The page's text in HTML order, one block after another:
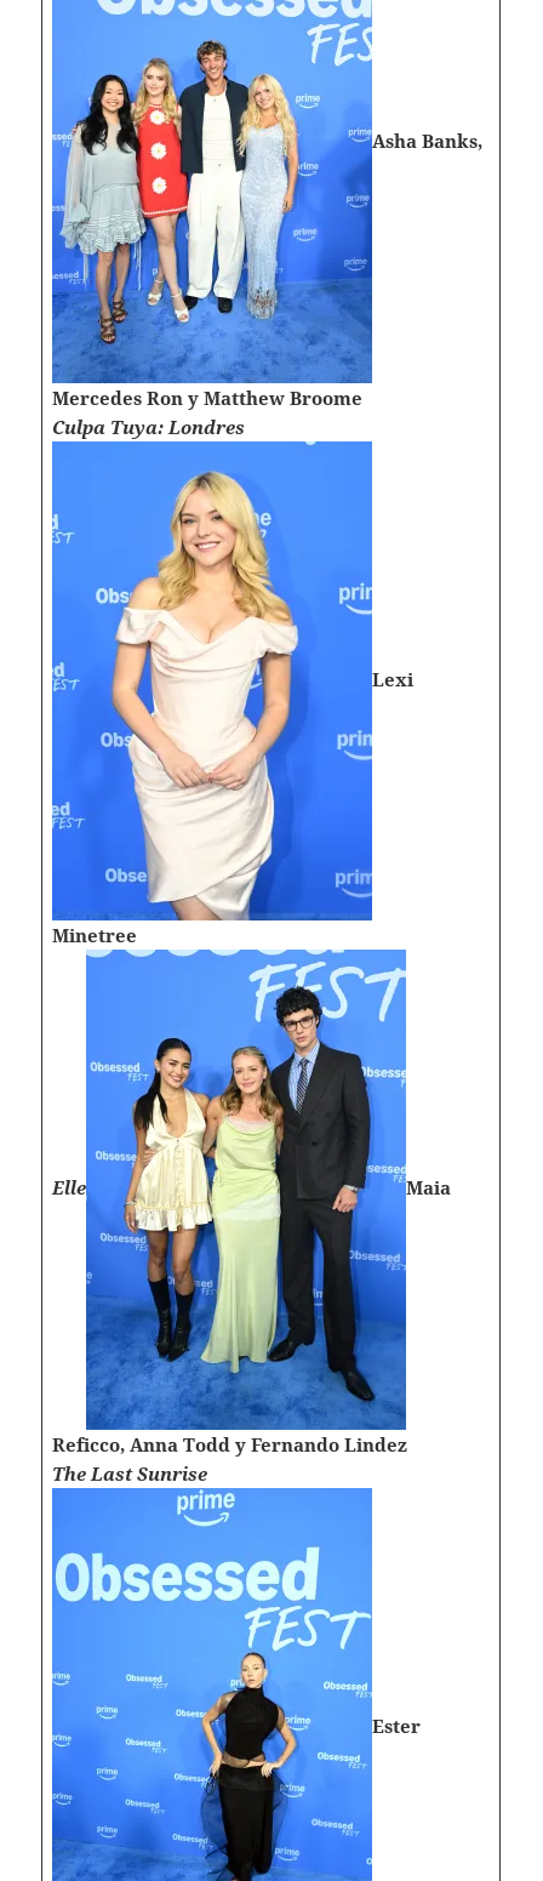
Asha Banks,
Mercedes Ron y Matthew Broome
Culpa Tuya: Londres
Lexi
Minetree
Elle Maia
Reficco, Anna Todd y Fernando Lindez
The Last Sunrise
Ester